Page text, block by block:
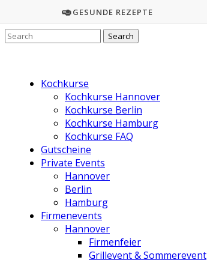
🥑GESUNDE REZEPTE
Kochkurse
Kochkurse Hannover
Kochkurse Berlin
Kochkurse Hamburg
Kochkurse FAQ
Gutscheine
Private Events
Hannover
Berlin
Hamburg
Firmenevents
Hannover
Firmenfeier
Grillevent & Sommerevent